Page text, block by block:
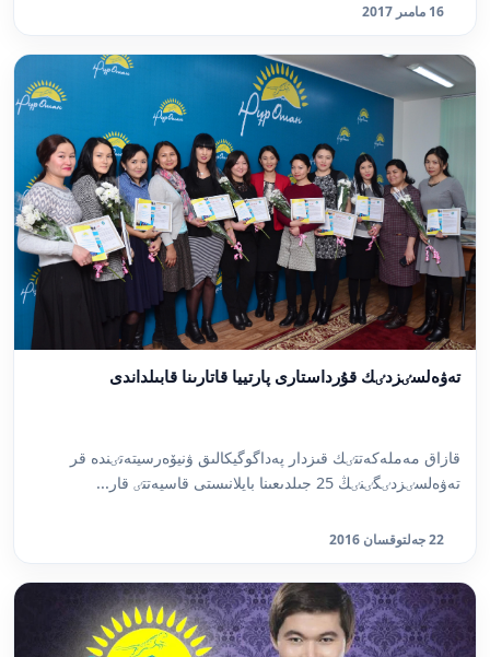
16 مامىر 2017
تەۋەلسٸزدٸك قۇرداستارى پارتييا قاتارىنا قابىلداندى
قازاق مەملەكەتتٸك قىزدار پەداگوگيكالىق ۋنيۆەرسيتەتٸندە قر
تەۋەلسٸزدٸگٸنٸڭ 25 جىلدىعىنا بايلانىستى قاسيەتتٸ قار...
22 جەلتوقسان 2016